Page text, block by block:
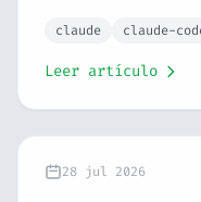
claude claude-
Leer artículo
28 jul 2026